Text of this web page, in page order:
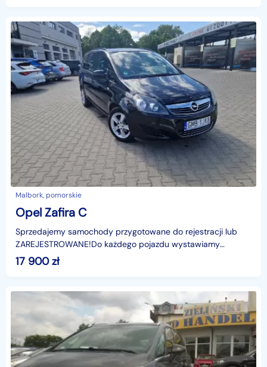
Malbork, pomorskie
Opel Zafira C
Sprzedajemy samochody przygotowane do rejestracji lub
ZAREJESTROWANE!Do każdego pojazdu wystawiamy
FAKTURĘ!Jesteśmy bezpośrednim importerem.Możliwość
sprawdzeni
17 900zł